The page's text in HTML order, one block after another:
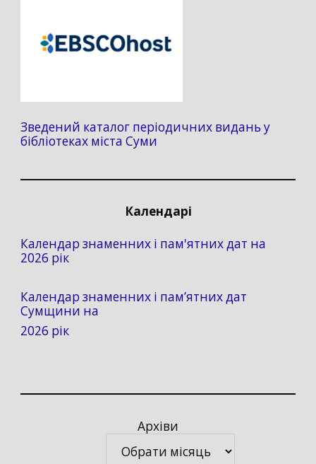
Зведений каталог періодичних видань у
бібліотеках міста Суми
Календарі
Календар знаменних і пам'ятних дат на
2026 рік
Календар знаменних і пам’ятних дат
Сумщини на
2026 рік
Архіви